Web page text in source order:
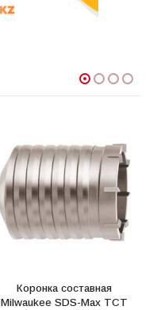
Коронка составная
Milwaukee SDS-Max ТСТ